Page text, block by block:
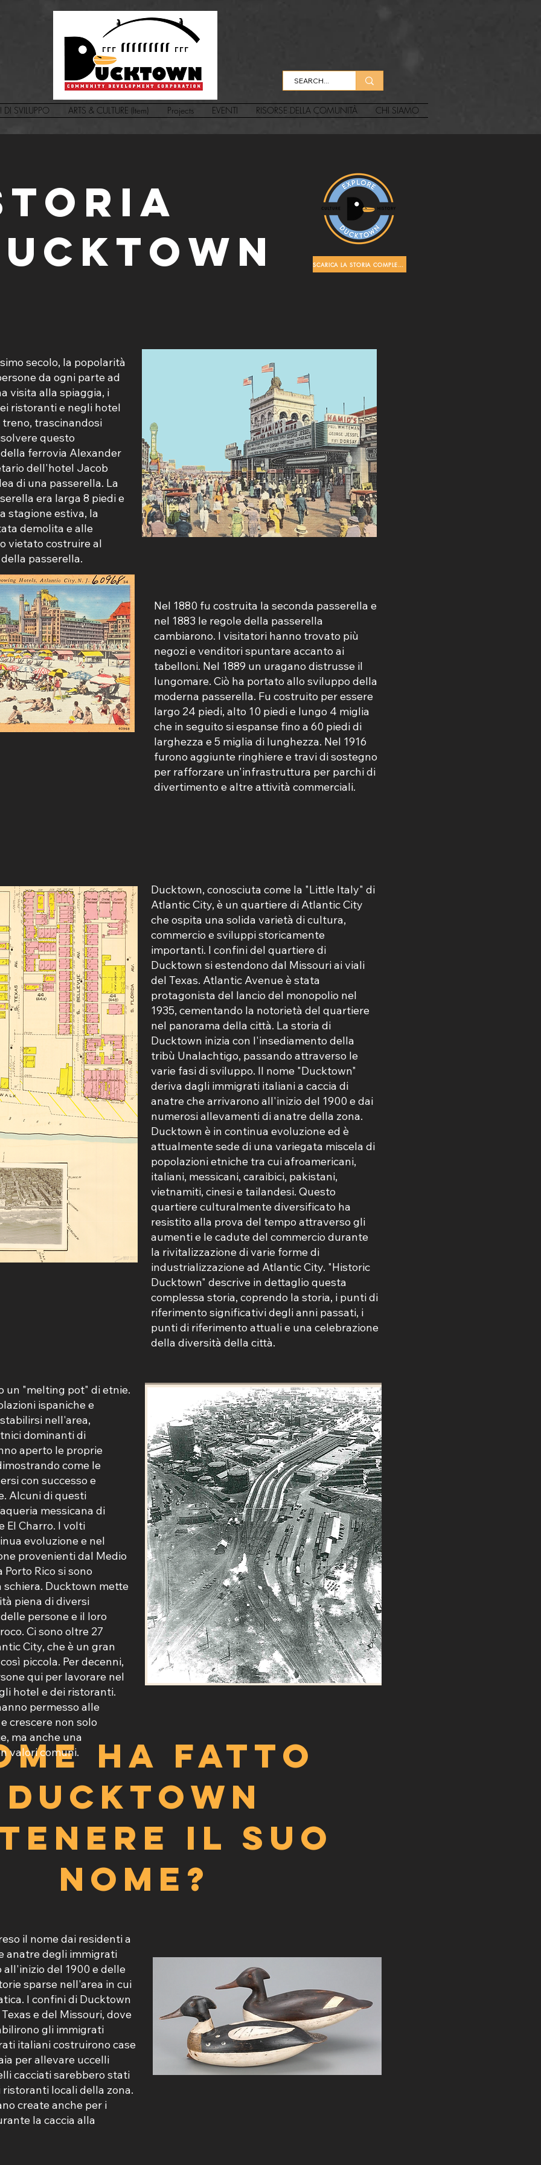
DI SVILUPPO ARTS & CULTURE (Item) Projects EVENTI RISORSE DELLA COMUNITÀ CHI SIAMO
SCARICA LA STORIA COMPLETA
ha fatto
Ducktown
il suo
nome?
il nome dai residenti a
anatre degli immigrati
del 1900 e delle
sparse nell'area in cui
I confini di Ducktown
e del Missouri, dove
gli immigrati
italiani costruirono case
per allevare uccelli
cacciati sarebbero stati
locali della zona.
create anche per i
la caccia alla
secolo, la popolarità
da ogni parte ad
visita alla spiaggia, i
ristoranti e negli hotel
trascinandosi
questo
ferrovia Alexander
dell'hotel Jacob
di una passerella. La
era larga 8 piedi e
stagione estiva, la
demolita e alle
vietato costruire al
passerella.
un "melting pot" di etnie.
ispaniche e
nell'area,
dominanti di
aperto le proprie
come le
con successo e
Alcuni di questi
messicana di
El Charro. I volti
evoluzione e nel
provenienti dal Medio
Rico si sono
Ducktown mette
piena di diversi
persone e il loro
Ci sono oltre 27
City, che è un gran
piccola. Per decenni,
qui per lavorare nel
hotel e dei ristoranti.
permesso alle
crescere non solo
ma anche una
valori comuni.
Nel 1880 fu costruita la seconda passerella e
nel 1883 le regole della passerella
cambiarono. I visitatori hanno trovato più
negozi e venditori spuntare accanto ai
tabelloni. Nel 1889 un uragano distrusse il
lungomare. Ciò ha portato allo sviluppo della
moderna passerella. Fu costruito per essere
largo 24 piedi, alto 10 piedi e lungo 4 miglia
che in seguito si espanse fino a 60 piedi di
larghezza e 5 miglia di lunghezza. Nel 1916
furono aggiunte ringhiere e travi di sostegno
per rafforzare un'infrastruttura per parchi di
divertimento e altre attività commerciali.
Ducktown, conosciuta come la "Little Italy" di
Atlantic City, è un quartiere di Atlantic City
che ospita una solida varietà di cultura,
commercio e sviluppi storicamente
importanti. I confini del quartiere di
Ducktown si estendono dal Missouri ai viali
del Texas. Atlantic Avenue è stata
protagonista del lancio del monopolio nel
1935, cementando la notorietà del quartiere
nel panorama della città. La storia di
Ducktown inizia con l'insediamento della
tribù Unalachtigo, passando attraverso le
varie fasi di sviluppo. Il nome "Ducktown"
deriva dagli immigrati italiani a caccia di
anatre che arrivarono all'inizio del 1900 e dai
numerosi allevamenti di anatre della zona.
Ducktown è in continua evoluzione ed è
attualmente sede di una variegata miscela di
popolazioni etniche tra cui afroamericani,
italiani, messicani, caraibici, pakistani,
vietnamiti, cinesi e tailandesi. Questo
quartiere culturalmente diversificato ha
resistito alla prova del tempo attraverso gli
aumenti e le cadute del commercio durante
la rivitalizzazione di varie forme di
industrializzazione ad Atlantic City. "Historic
Ducktown" descrive in dettaglio questa
complessa storia, coprendo la storia, i punti di
riferimento significativi degli anni passati, i
punti di riferimento attuali e una celebrazione
della diversità della città.